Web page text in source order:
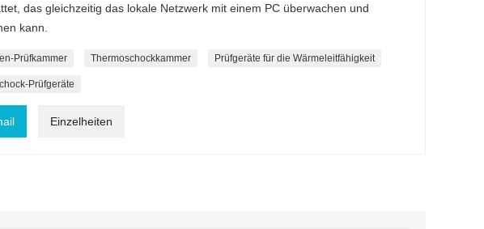
das gleichzeitig das lokale Netzwerk mit einem PC überwachen und
kann.
Prüfkammer Thermoschockkammer Prüfgeräte für die Wärmeleitfähigkeit
Prüfgeräte
Einzelheiten